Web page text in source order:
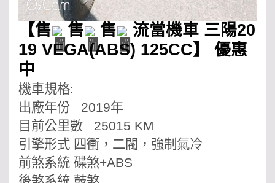
【售 售 售
流當機車 三陽20
19 VEGA(ABS) 125CC】 優惠
中
機車規格:
出廠年份 2019年
目前公里數 25015 KM
引擎形式 四衝，二閥，強制氣冷
前煞系統 碟煞+ABS